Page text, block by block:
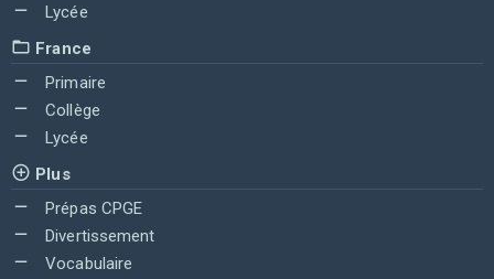
Lycée
France
Primaire
Collège
Lycée
Plus
Prépas CPGE
Divertissement
Vocabulaire